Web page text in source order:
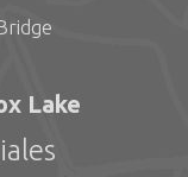
Lake